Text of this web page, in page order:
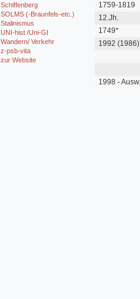
Schiffenberg
SOLMS (-Braunfels-etc.)
Stalinismus
UNI-hist /Uni-GI
Wandern/ Verkehr
z-psb-vita
zur Website
1759-1819
12.Jh.
1749*
1992 (1986)
1998 -